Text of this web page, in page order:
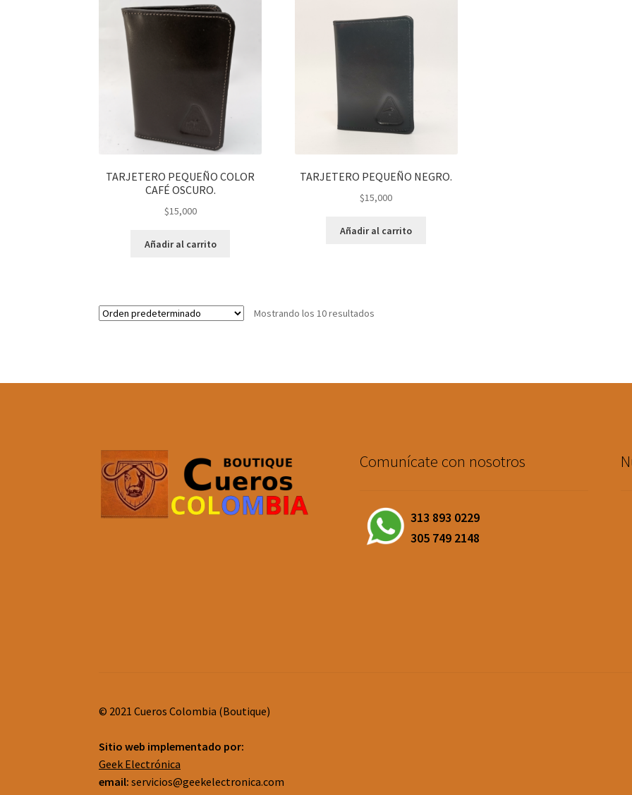
TARJETERO PEQUEÑO COLOR
CAFÉ OSCURO.
$15,000
Añadir al carrito
TARJETERO PEQUEÑO NEGRO.
$15,000
Añadir al carrito
Mostrando los 10 resultados
Comunícate con nosotros
313 893 0229
305 749 2148
© 2021 Cueros Colombia (Boutique)
Sitio web implementado por:
Geek Electrónica
email: servicios@geekelectronica.com